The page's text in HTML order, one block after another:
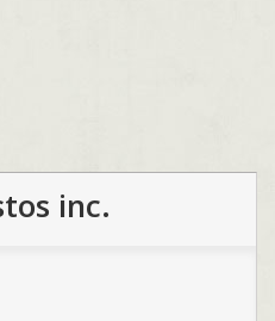
inc.